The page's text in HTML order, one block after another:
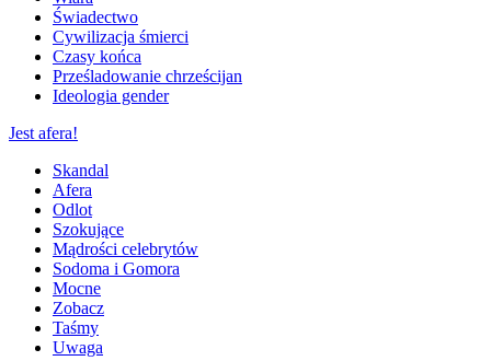
Świadectwo
Cywilizacja śmierci
Czasy końca
Prześladowanie chrześcijan
Ideologia gender
Jest afera!
Skandal
Afera
Odlot
Szokujące
Mądrości celebrytów
Sodoma i Gomora
Mocne
Zobacz
Taśmy
Uwaga